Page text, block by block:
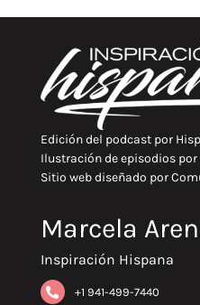
Edición del podcast por
Ilustración de episodios por
Sitio web diseñado por
Marcela
Inspiración Hispana
+1 941-499-7440